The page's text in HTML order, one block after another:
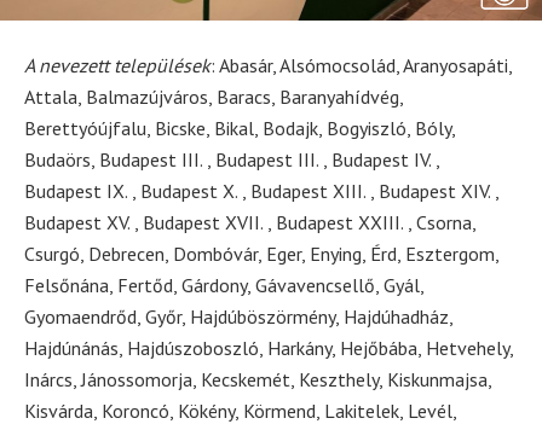
A nevezett települések: Abasár, Alsómocsolád, Aranyosapáti,
Attala, Balmazújváros, Baracs, Baranyahídvég,
Berettyóújfalu, Bicske, Bikal, Bodajk, Bogyiszló, Bóly,
Budaörs, Budapest III. , Budapest III. , Budapest IV. ,
Budapest IX. , Budapest X. , Budapest XIII. , Budapest XIV. ,
Budapest XV. , Budapest XVII. , Budapest XXIII. , Csorna,
Csurgó, Debrecen, Dombóvár, Eger, Enying, Érd, Esztergom,
Felsőnána, Fertőd, Gárdony, Gávavencsellő, Gyál,
Gyomaendrőd, Győr, Hajdúböszörmény, Hajdúhadház,
Hajdúnánás, Hajdúszoboszló, Harkány, Hejőbába, Hetvehely,
Inárcs, Jánossomorja, Kecskemét, Keszthely, Kiskunmajsa,
Kisvárda, Koroncó, Kökény, Körmend, Lakitelek, Levél,